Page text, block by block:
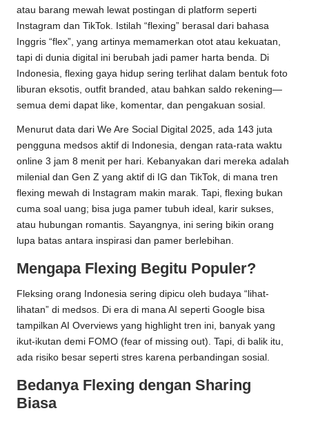
atau barang mewah lewat postingan di platform seperti
Instagram dan TikTok. Istilah “flexing” berasal dari bahasa
Inggris “flex”, yang artinya memamerkan otot atau kekuatan,
tapi di dunia digital ini berubah jadi pamer harta benda. Di
Indonesia, flexing gaya hidup sering terlihat dalam bentuk foto
liburan eksotis, outfit branded, atau bahkan saldo rekening—
semua demi dapat like, komentar, dan pengakuan sosial.
Menurut data dari We Are Social Digital 2025, ada 143 juta
pengguna medsos aktif di Indonesia, dengan rata-rata waktu
online 3 jam 8 menit per hari. Kebanyakan dari mereka adalah
milenial dan Gen Z yang aktif di IG dan TikTok, di mana tren
flexing mewah di Instagram makin marak. Tapi, flexing bukan
cuma soal uang; bisa juga pamer tubuh ideal, karir sukses,
atau hubungan romantis. Sayangnya, ini sering bikin orang
lupa batas antara inspirasi dan pamer berlebihan.
Mengapa Flexing Begitu Populer?
Fleksing orang Indonesia sering dipicu oleh budaya “lihat-
lihatan” di medsos. Di era di mana AI seperti Google bisa
tampilkan AI Overviews yang highlight tren ini, banyak yang
ikut-ikutan demi FOMO (fear of missing out). Tapi, di balik itu,
ada risiko besar seperti stres karena perbandingan sosial.
Bedanya Flexing dengan Sharing
Biasa